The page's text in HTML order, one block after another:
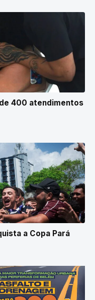
400 atendimentos
a Copa Pará